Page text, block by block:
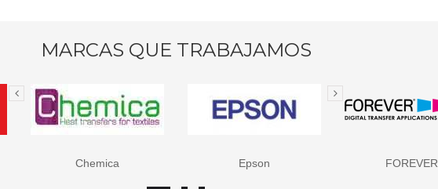
MARCAS QUE TRABAJAMOS
Chemica Epson FOREVER